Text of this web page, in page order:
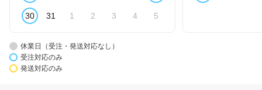
30 31 1 2 3 4 5
休業日（受注・発送対応なし）
受注対応のみ
発送対応のみ